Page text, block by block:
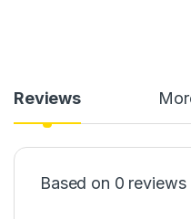
Reviews
Based on 0 reviews